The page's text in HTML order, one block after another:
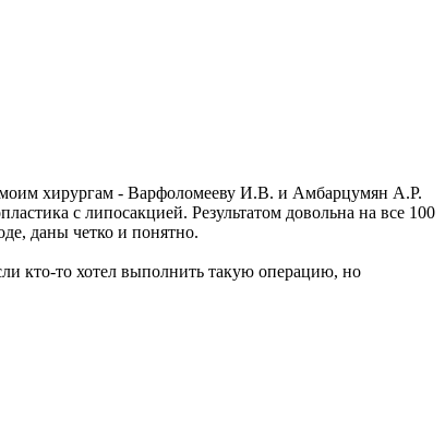
моим хирургам - Варфоломееву И.В. и Амбарцумян А.Р.
с липосакцией. Результатом довольна на все 100
даны четко и понятно.
кто-то хотел выполнить такую операцию, но